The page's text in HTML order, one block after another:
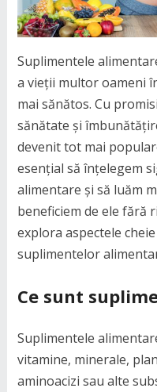
Suplimentele
a vieții multor oameni
mai sănătos. Cu
sănătate și
devenit tot mai
esențial să înțelegem
alimentare și să luăm
beneficiem de ele fără
explora aspectele
suplimentelor
Ce sunt
Suplimentele
vitamine, minerale,
aminoacizi sau alte